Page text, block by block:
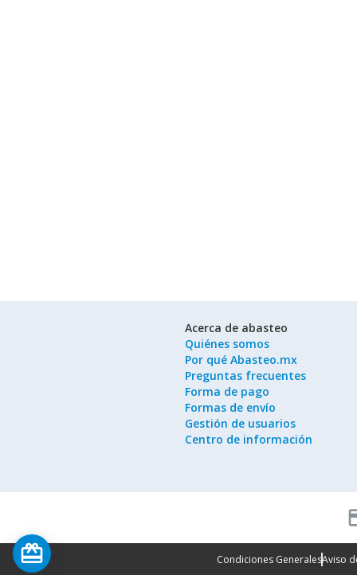
Acerca de abasteo
Quiénes somos
Por qué Abasteo.mx
Preguntas frecuentes
Forma de pago
Formas de envío
Gestión de usuarios
Centro de información
Condiciones GeneralesAviso
card_giftcard